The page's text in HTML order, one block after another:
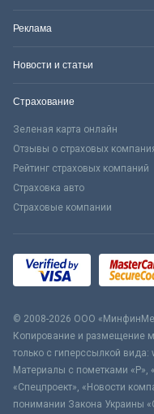
Реклама
Новости и статьи
Страхование
Зеленая карта онлайн
Отзывы о страховых
Рейтинг страховых компаний
Страховка авто
Страховые компании
© 2008-2026 ООО
Копирование и размещение
только с гиперссылкой вида:
Материалы с пометками «Р»,
«Спецпроект», «Новости
понимании Закона Украины